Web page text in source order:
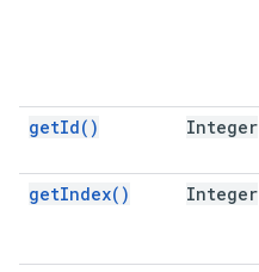
getId( ) Integer
getIndex( ) Integer